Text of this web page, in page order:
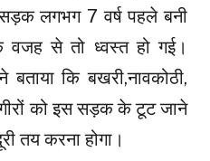
लगभग 7 वर्ष पहले बनी
वजह से तो ध्वस्त हो गई।
बताया कि बखरी,नावकोठी,
को इस सड़क के टूट जाने
तय करना होगा।